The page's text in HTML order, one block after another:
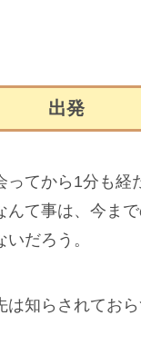
出発
ってから1分も経
んて事は、今ま
だろう。
知らされておら